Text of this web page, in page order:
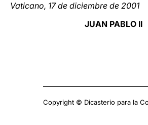
Vaticano, 17 de diciembre de 2001
JUAN PABLO II
Copyright © Dicasterio para la